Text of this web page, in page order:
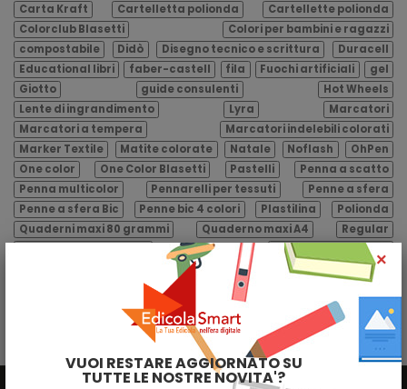
VUOI RESTARE AGGIORNATO SU
TUTTE LE NOSTRE NOVITA'?
×
Carta Kraft
Cartelletta polionda
Cartellette polionda
Colorclub Blasetti
Colori per bambini e ragazzi
compostabile
Didò Disegno tecnico e scrittura
Duracell
Educational libri
faber-castell fila Fuochi artificiali
gel
Giotto
guide consulenti
Hot Wheels
Lente di ingrandimento
Lyra
Marcatori
Marcatori a tempera
Marcatori indelebili colorati
Marker Textile
Matite colorate Natale Noflash
OhPen
One color
One Color Blasetti Pastelli
Penna a scatto
Penna multicolor
Pennarelli per tessuti
Penne a sfera
Penne a sfera Bic
Penne bic 4 colori Plastilina
Polionda
Quaderni maxi 80 grammi
Quaderno maxi A4
Regular
Ricambi formato A4
Sacchetti biodegradabili
sassi
Shopper bio
Shopper biocompostabile
Stabilo Superimina Supermina
Tatuaggi
Valigetta polipropilene
Valigette polipropilene